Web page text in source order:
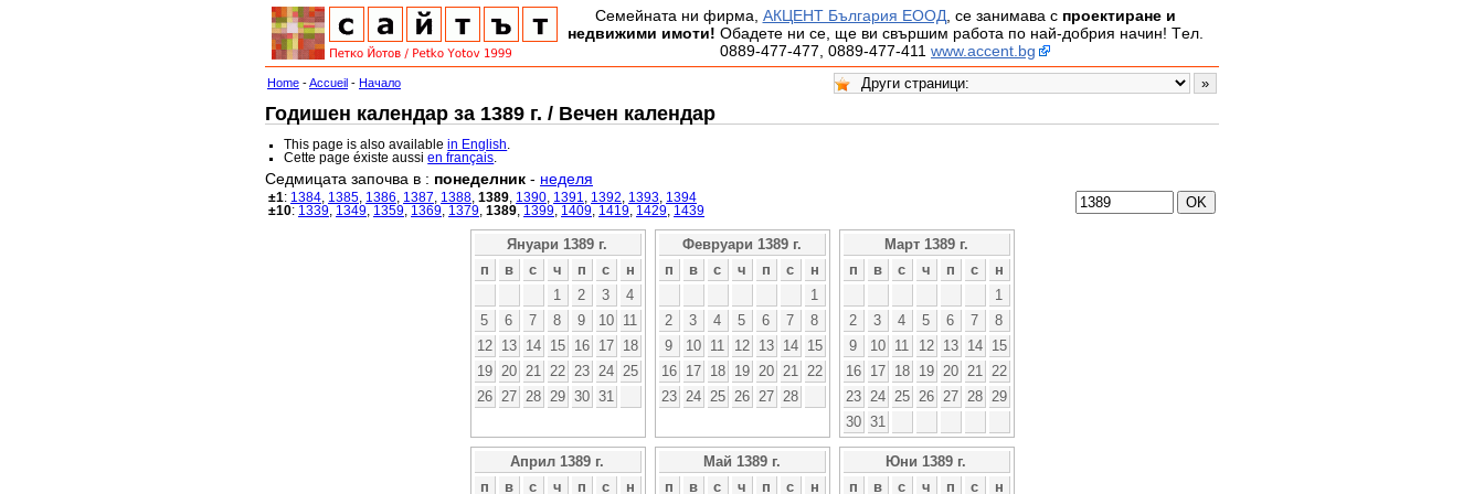
Семейната ни фирма, АКЦЕНТ България ЕООД, се занимава с проектиране и
недвижими имоти! Обадете ни се, ще ви свършим работа по най-добрия начин! Tел.
0889-477-477, 0889-477-411 www.accent.bg
Home -Accueil - Начало
Годишен календар за 1389 г. / Вечен календар
This page is also availablein English
Cette page éxiste aussien français
Седмицата започва в : понеделник - неделя
±1: 1384 1385 1386 1387 1388 1389 1390 1391 1392 1393 1394
±10: 1339 1349 1359 1369 1379 1389 1399 1409 1419 1429 1439
Януари 1389 г.
п
в с ч п с
н
1
2 3
4
5
6 7 8 9 10
11
12
13 14 15 16 17
18
19
20 21 22 23 24
25
26
27 28 29 30 31
Февруари 1389 г.
п
в с ч п с
н
1
2
3 4 5 6 7
8
9
10 11 12 13 14
15
16
17 18 19 20 21
22
23
24 25 26 27 28
Март 1389 г.
п
в с ч п с
н
1
2
3 4 5 6 7
8
9
10 11 12 13 14
15
16
17 18 19 20 21
22
23
24 25 26 27 28
29
30 31
Април 1389 г.
п
в с ч п с
н
Май 1389 г.
п
в с ч п с
н
Юни 1389 г.
п
в с ч п с
н